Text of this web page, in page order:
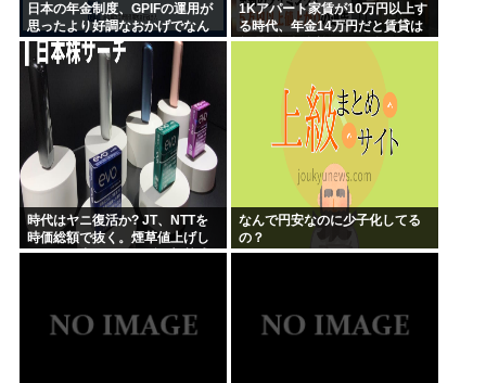
日本の年金制度、GPIFの運用が
思ったより好調なおかげでなん
とかなりそう
1Kアパート家賃が10万円以上す
る時代、年金14万円だと賃貸は
無理、運転免許もなく移住も困
時代はヤニ復活か? JT、NTTを
時価総額で抜く。煙草値上げし
てもヤニ中人口へらずに加熱式
なんで円安なのに少子化してる
の？